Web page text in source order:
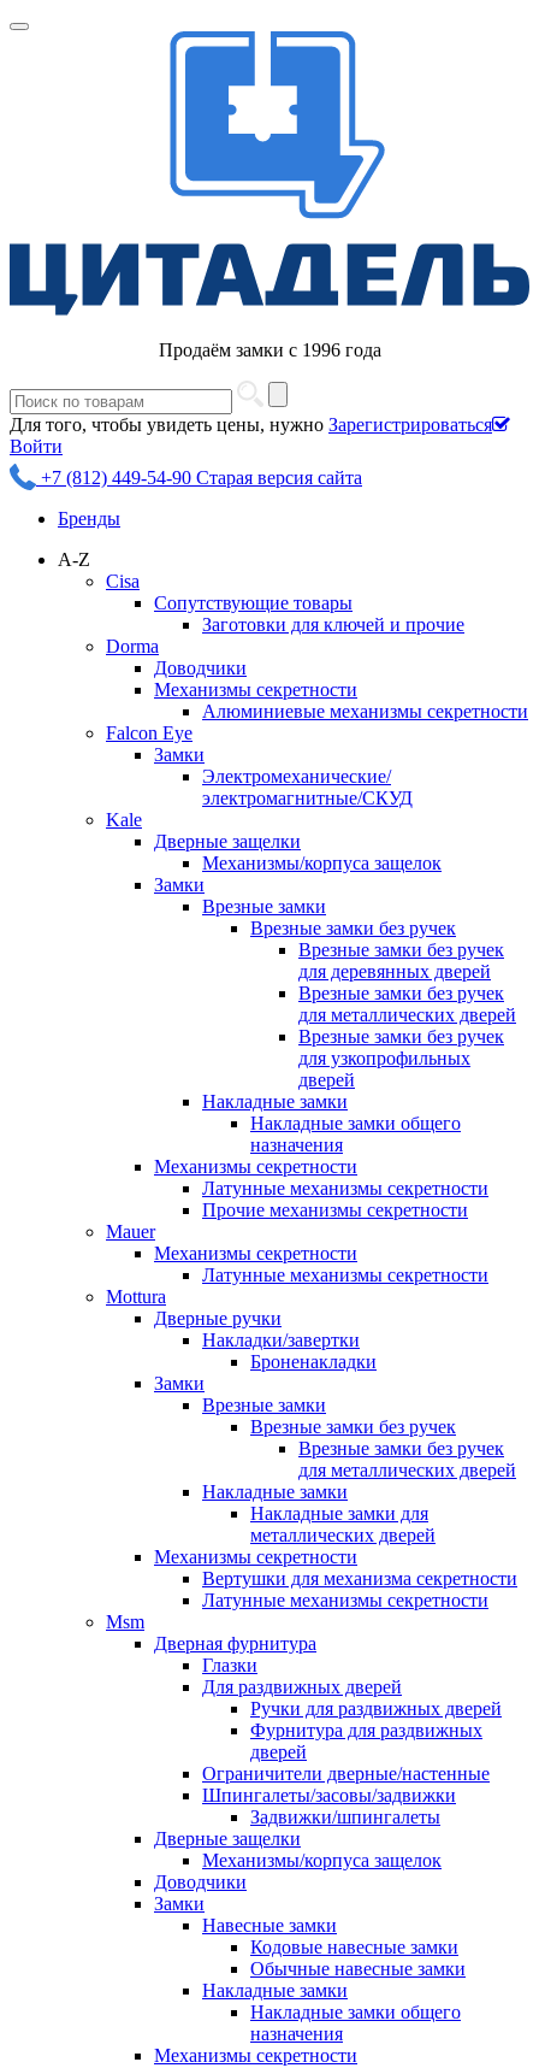
Продаём замки с 1996 года
Для того, чтобы увидеть цены, нужно Зарегистрироваться
Войти
+7 (812) 449-54-90 Старая версия сайта
Бренды
A-Z
Cisa
Сопутствующие товары
Заготовки для ключей и прочие
Dorma
Доводчики
Механизмы секретности
Алюминиевые механизмы секретности
Falcon Eye
Замки
Электромеханические/
электромагнитные/СКУД
Kale
Дверные защелки
Механизмы/корпуса защелок
Замки
Врезные замки
Врезные замки без ручек
Врезные замки без ручек
для деревянных дверей
Врезные замки без ручек
для металлических дверей
Врезные замки без ручек
для узкопрофильных
дверей
Накладные замки
Накладные замки общего
назначения
Механизмы секретности
Латунные механизмы секретности
Прочие механизмы секретности
Mauer
Механизмы секретности
Латунные механизмы секретности
Mottura
Дверные ручки
Накладки/завертки
Броненакладки
Замки
Врезные замки
Врезные замки без ручек
Врезные замки без ручек
для металлических дверей
Накладные замки
Накладные замки для
металлических дверей
Механизмы секретности
Вертушки для механизма секретности
Латунные механизмы секретности
Msm
Дверная фурнитура
Глазки
Для раздвижных дверей
Ручки для раздвижных дверей
Фурнитура для раздвижных
дверей
Ограничители дверные/настенные
Шпингалеты/засовы/задвижки
Задвижки/шпингалеты
Дверные защелки
Механизмы/корпуса защелок
Доводчики
Замки
Навесные замки
Кодовые навесные замки
Обычные навесные замки
Накладные замки
Накладные замки общего
назначения
Механизмы секретности